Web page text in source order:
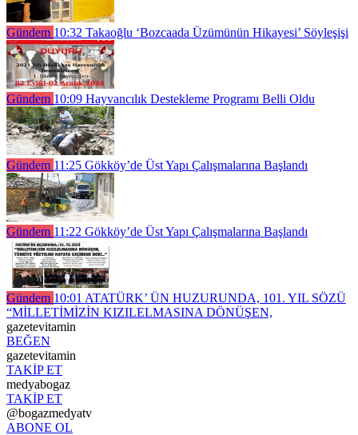
Gündem 10:32 Takaoğlu ‘Bozcaada Üzümünün Hikayesi’ Söyleşişi
Gündem 10:09 Hayvancılık Destekleme Programı Belli Oldu
Gündem 11:25 Gökköy’de Üst Yapı Çalışmalarına Başlandı
Gündem 11:22 Gökköy’de Üst Yapı Çalışmalarına Başlandı
Gündem 10:01 ATATÜRK’ ÜN HUZURUNDA, 101. YIL SÖZÜ
“MİLLETİMİZİN KIZILELMASINA DÖNÜŞEN,
gazetevitamin
BEĞEN
gazetevitamin
TAKİP ET
medyabogaz
TAKİP ET
@bogazmedyatv
ABONE OL